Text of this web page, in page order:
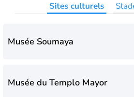
Sites culturels
Musée Soumaya
Musée du Templo Mayor